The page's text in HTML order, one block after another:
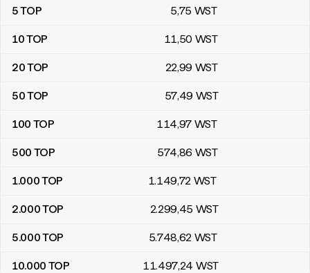
5TOP 5,75 WST
10TOP 11,50 WST
20TOP 22,99 WST
50TOP 57,49 WST
100 TOP 114,97 WST
500 TOP 574,86 WST
1.000TOP 1.149,72 WST
2.000TOP 2.299,45 WST
5.000TOP 5.748,62 WST
10.000 TOP 11.497,24 WST